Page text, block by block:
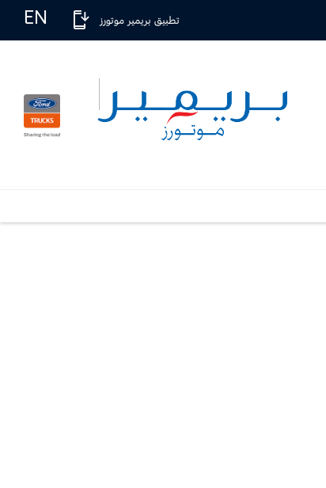
EN تطبيق بريمير موتورز